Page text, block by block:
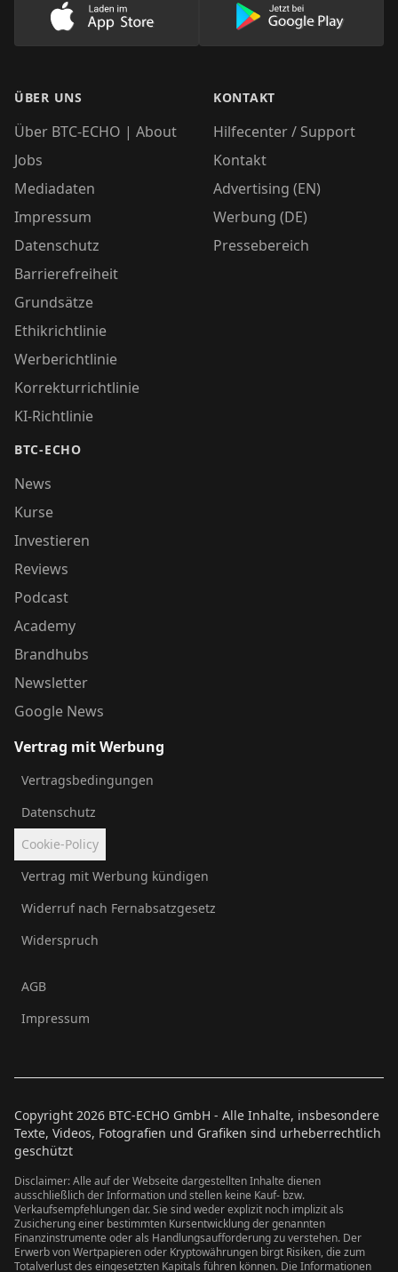
Lade unsere App im AppStore herunter
Lade unsere
ÜBER UNS
Über BTC-ECHO | About
Jobs
Mediadaten
Impressum
Datenschutz
Barrierefreiheit
Grundsätze
Ethikrichtlinie
Werberichtlinie
Korrekturrichtlinie
KI-Richtlinie
BTC-ECHO
News
Kurse
Investieren
Reviews
Podcast
Academy
Brandhubs
Newsletter
Google News
KONTAKT
Hilfecenter / Support
Kontakt
Advertising (EN)
Werbung (DE)
Pressebereich
Vertrag mit Werbung
Vertragsbedingungen
Datenschutz
Cookie-Policy
Vertrag mit Werbung kündigen
Widerruf nach Fernabsatzgesetz
Widerspruch
AGB
Impressum
Copyright 2026 BTC-ECHO GmbH - Alle Inhalte, insbesondere
Texte, Videos, Fotografien und Grafiken sind urheberrechtlich
geschützt
Disclaimer: Alle auf der Webseite dargestellten Inhalte dienen
ausschließlich der Information und stellen keine Kauf- bzw.
Verkaufsempfehlungen dar. Sie sind weder explizit noch implizit als
Zusicherung einer bestimmten Kursentwicklung der genannten
Finanzinstrumente oder als Handlungsaufforderung zu verstehen. Der
Erwerb von Wertpapieren oder Kryptowährungen birgt Risiken, die zum
Totalverlust des eingesetzten Kapitals führen können. Die Informationen